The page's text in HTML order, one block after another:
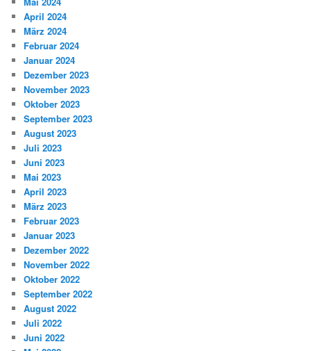
April 2024
März 2024
Februar 2024
Januar 2024
Dezember 2023
November 2023
Oktober 2023
September 2023
August 2023
Juli 2023
Juni 2023
Mai 2023
April 2023
März 2023
Februar 2023
Januar 2023
Dezember 2022
November 2022
Oktober 2022
September 2022
August 2022
Juli 2022
Juni 2022